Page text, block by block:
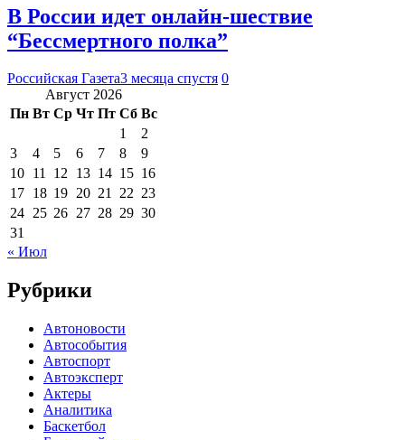
В России идет онлайн-шествие
“Бессмертного полка”
Российская Газета3 месяца спустя 0
Август 2026
Пн Вт Ср Чт Пт Сб Вс
1
2
3
4 5 6 7 8
9
10 11 12 13 14 15 16
17 18 19 20 21 22 23
24 25 26 27 28 29 30
31
« Июл
Рубрики
Автоновости
Автособытия
Автоспорт
Автоэксперт
Актеры
Аналитика
Баскетбол